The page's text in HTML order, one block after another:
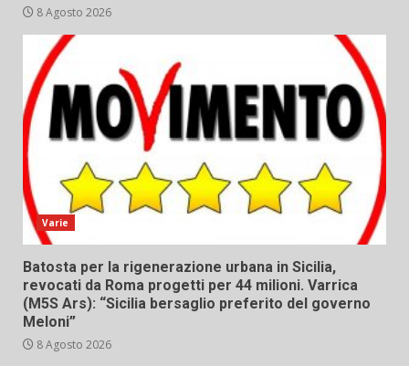
8 Agosto 2026
Varie
Batosta per la rigenerazione urbana in Sicilia,
revocati da Roma progetti per 44 milioni. Varrica
(M5S Ars): “Sicilia bersaglio preferito del governo
Meloni”
8 Agosto 2026